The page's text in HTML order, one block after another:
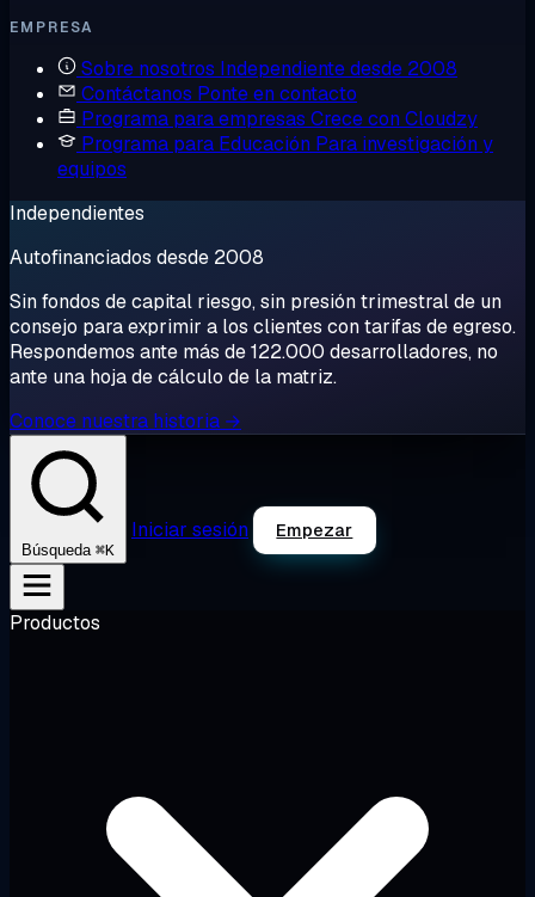
EMPRESA
Sobre nosotros Independiente desde 2008
Contáctanos Ponte en contacto
Programa para empresas Crece con Cloudzy
Programa para Educación Para investigación y
equipos
Independientes
Autofinanciados desde 2008
Sin fondos de capital riesgo, sin presión trimestral de un
consejo para exprimir a los clientes con tarifas de egreso.
Respondemos ante más de 122.000 desarrolladores, no
ante una hoja de cálculo de la matriz.
Conoce nuestra historia →
Búsqueda ⌘K
Iniciar sesión Empezar
Productos